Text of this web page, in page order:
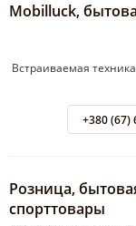
Mobilluck,
Встраиваемая
+380 (67)
Розница,
спорттовары